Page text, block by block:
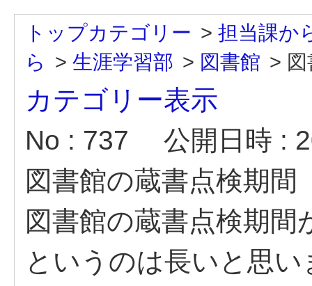
トップカテゴリー > 担当課か
ら > 生涯学習部 > 図書館 >
カテゴリー表示
No : 737
公開日時 :
図書館の蔵書点検期間
図書館の蔵書点検期
というのは長いと思い